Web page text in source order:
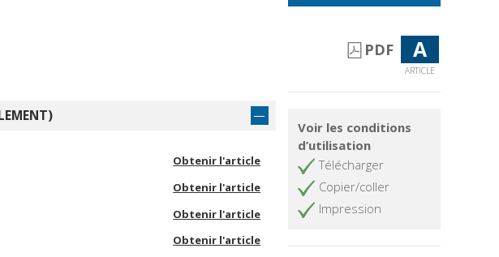
Obtenir l'article
Obtenir l'article
Obtenir l'article
Obtenir l'article
PDF A
ARTICLE
Voir les conditions
d’utilisation
Télécharger
Copier/coller
Impression